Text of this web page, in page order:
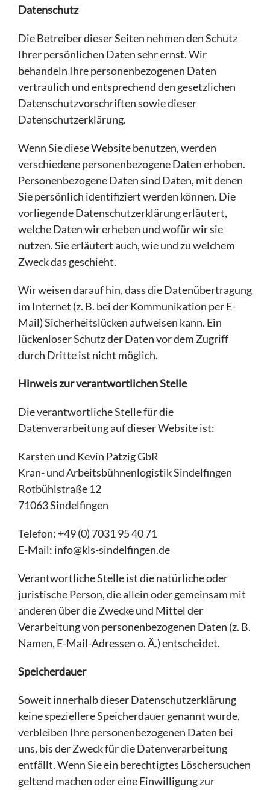
Datenschutz
Die Betreiber dieser Seiten nehmen den Schutz
Ihrer persönlichen Daten sehr ernst. Wir
behandeln Ihre personenbezogenen Daten
vertraulich und entsprechend den gesetzlichen
Datenschutzvorschriften sowie dieser
Datenschutzerklärung.
Wenn Sie diese Website benutzen, werden
verschiedene personenbezogene Daten erhoben.
Personenbezogene Daten sind Daten, mit denen
Sie persönlich identifiziert werden können. Die
vorliegende Datenschutzerklärung erläutert,
welche Daten wir erheben und wofür wir sie
nutzen. Sie erläutert auch, wie und zu welchem
Zweck das geschieht.
Wir weisen darauf hin, dass die Datenübertragung
im Internet (z. B. bei der Kommunikation per E-
Mail) Sicherheitslücken aufweisen kann. Ein
lückenloser Schutz der Daten vor dem Zugriff
durch Dritte ist nicht möglich.
Hinweis zur verantwortlichen Stelle
Die verantwortliche Stelle für die
Datenverarbeitung auf dieser Website ist:
Karsten und Kevin Patzig GbR
Kran- und Arbeitsbühnenlogistik Sindelfingen
Rotbühlstraße 12
71063 Sindelfingen
Telefon: +49 (0) 7031 95 40 71
E-Mail: info@kls-sindelfingen.de
Verantwortliche Stelle ist die natürliche oder
juristische Person, die allein oder gemeinsam mit
anderen über die Zwecke und Mittel der
Verarbeitung von personenbezogenen Daten (z. B.
Namen, E-Mail-Adressen o. Ä.) entscheidet.
Speicherdauer
Soweit innerhalb dieser Datenschutzerklärung
keine speziellere Speicherdauer genannt wurde,
verbleiben Ihre personenbezogenen Daten bei
uns, bis der Zweck für die Datenverarbeitung
entfällt. Wenn Sie ein berechtigtes Löschersuchen
geltend machen oder eine Einwilligung zur